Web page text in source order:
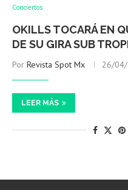
Conciertos
OKILLS TOCARÁ EN
DE SU GIRA SUB
Por Revista Spot Mx 26/
LEER MÁS